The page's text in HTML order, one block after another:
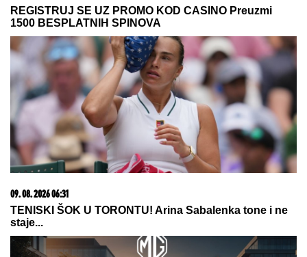
nisam je savetovala", spomenula i
novi album posle 10 godina
"NE UMIRE SE ZA LJUDIMA KOJI SU PUCALI U
TEBE"Brutalno oglašavanje Jovane Jeremić 5 dana
nakon veridbe Dragana Stankovića: "Znali su šta
rade"